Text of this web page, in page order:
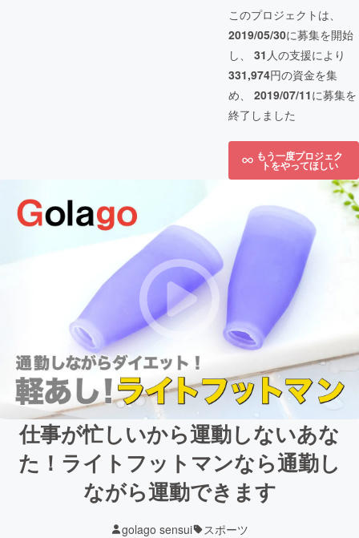
このプロジェクトは、
2019/05/30に募集を開始
し、 31 人の支援により
331,974円の資金を集
め、 2019/07/11に募集を
終了しました
もう一度プロジェク
トをやってほしい
仕事が忙しいから運動しないあな
た！ライトフットマンなら通勤し
ながら運動できます
golago sensui スポーツ